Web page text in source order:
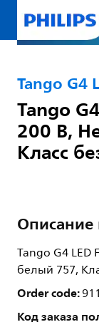
Tango G4
Tango
200 В,
Класс
Описание
Tango G4
белый 757,
Order code:
Код заказа